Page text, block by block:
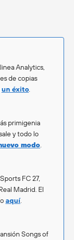
Analytics,
de copias
un éxito.
primigenia
y todo lo
modo.
FC 27,
Madrid. El
aquí.
Songs of